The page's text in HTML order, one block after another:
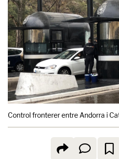
Control fronterer entre Andorra i